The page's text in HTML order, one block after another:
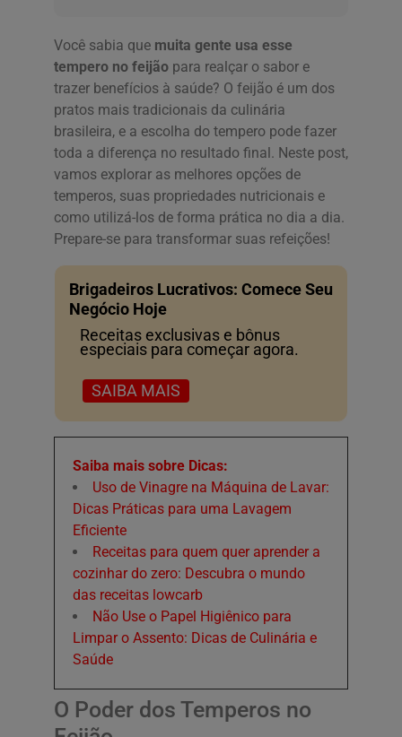
Você sabia que muita gente usa esse
tempero no feijão para realçar o sabor e
trazer benefícios à saúde? O feijão é um dos
pratos mais tradicionais da culinária
brasileira, e a escolha do tempero pode fazer
toda a diferença no resultado final. Neste post,
vamos explorar as melhores opções de
temperos, suas propriedades nutricionais e
como utilizá-los de forma prática no dia a dia.
Prepare-se para transformar suas refeições!
Brigadeiros Lucrativos: Comece Seu
Negócio Hoje
Receitas exclusivas e bônus
especiais para começar agora.
SAIBA MAIS
Saiba mais sobre Dicas:
Uso de Vinagre na Máquina de Lavar:
Dicas Práticas para uma Lavagem
Eficiente
Receitas para quem quer aprender a
cozinhar do zero: Descubra o mundo
das receitas lowcarb
Não Use o Papel Higiênico para
Limpar o Assento: Dicas de Culinária e
Saúde
O Poder dos Temperos no